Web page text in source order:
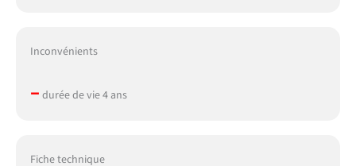
Inconvénients
– durée de vie 4 ans
Fiche technique